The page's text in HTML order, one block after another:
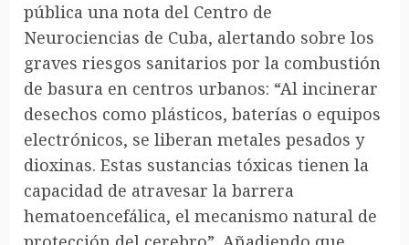
pública una nota del Centro de
Neurociencias de Cuba, alertando sobre los
graves riesgos sanitarios por la combustión
de basura en centros urbanos: “Al incinerar
desechos como plásticos, baterías o equipos
electrónicos, se liberan metales pesados y
dioxinas. Estas sustancias tóxicas tienen la
capacidad de atravesar la barrera
hematoencefálica, el mecanismo natural de